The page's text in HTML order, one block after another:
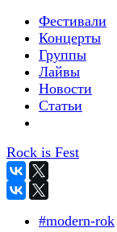
Фестивали
Концерты
Группы
Лайвы
Новости
Статьи
Rock is Fest
#modern-rok